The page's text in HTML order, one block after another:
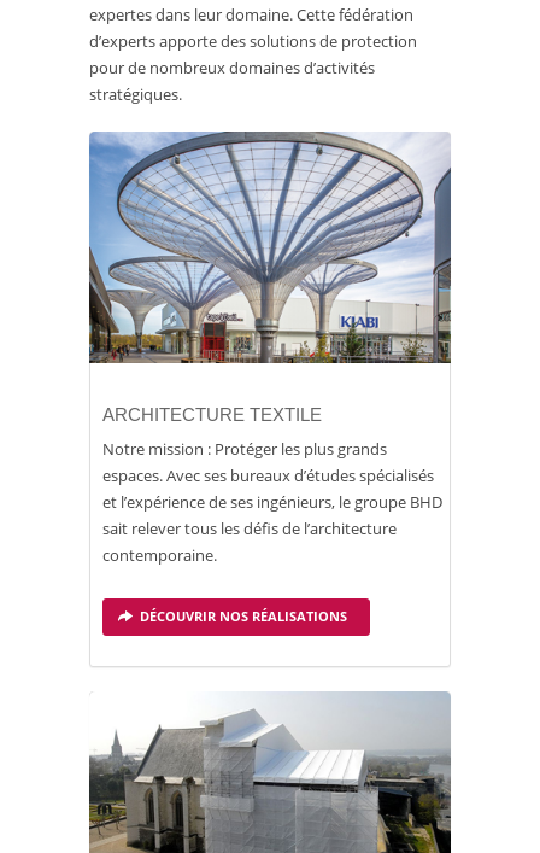
expertes dans leur domaine. Cette fédération
d’experts apporte des solutions de protection
pour de nombreux domaines d’activités
stratégiques.
ARCHITECTURE TEXTILE
Notre mission : Protéger les plus grands
espaces. Avec ses bureaux d’études spécialisés
et l’expérience de ses ingénieurs, le groupe BHD
sait relever tous les défis de l’architecture
contemporaine.
DÉCOUVRIR NOS RÉALISATIONS